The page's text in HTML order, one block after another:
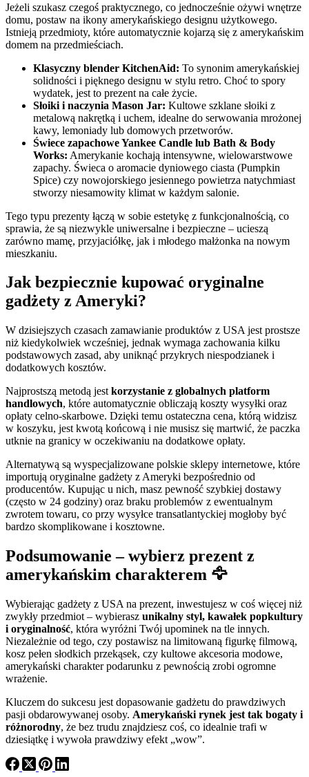
Jeżeli szukasz czegoś praktycznego, co jednocześnie ożywi wnętrze
domu, postaw na ikony amerykańskiego designu użytkowego.
Istnieją przedmioty, które automatycznie kojarzą się z amerykańskim
domem na przedmieściach.
Klasyczny blender KitchenAid: To synonim amerykańskiej
solidności i pięknego designu w stylu retro. Choć to spory
wydatek, jest to prezent na całe życie.
Słoiki i naczynia Mason Jar: Kultowe szklane słoiki z
metalową nakrętką i uchem, idealne do serwowania mrożonej
kawy, lemoniady lub domowych przetworów.
Świece zapachowe Yankee Candle lub Bath & Body
Works: Amerykanie kochają intensywne, wielowarstwowe
zapachy. Świeca o aromacie dyniowego ciasta (Pumpkin
Spice) czy nowojorskiego jesiennego powietrza natychmiast
stworzy niesamowity klimat w każdym salonie.
Tego typu prezenty łączą w sobie estetykę z funkcjonalnością, co
sprawia, że są niezwykle uniwersalne i bezpieczne – ucieszą
zarówno mamę, przyjaciółkę, jak i młodego małżonka na nowym
mieszkaniu.
Jak bezpiecznie kupować oryginalne
gadżety z Ameryki?
W dzisiejszych czasach zamawianie produktów z USA jest prostsze
niż kiedykolwiek wcześniej, jednak wymaga zachowania kilku
podstawowych zasad, aby uniknąć przykrych niespodzianek i
dodatkowych kosztów.
Najprostszą metodą jest korzystanie z globalnych platform
handlowych, które automatycznie obliczają koszty wysyłki oraz
opłaty celno-skarbowe. Dzięki temu ostateczna cena, którą widzisz
w koszyku, jest kwotą końcową i nie musisz się martwić, że paczka
utknie na granicy w oczekiwaniu na dodatkowe opłaty.
Alternatywą są wyspecjalizowane polskie sklepy internetowe, które
importują oryginalne gadżety z Ameryki bezpośrednio od
producentów. Kupując u nich, masz pewność szybkiej dostawy
(często w 24 godziny) oraz braku problemów z ewentualnym
zwrotem towaru, co przy wysyłce transatlantyckiej mogłoby być
bardzo skomplikowane i kosztowne.
Podsumowanie – wybierz prezent z
amerykańskim charakterem 🦅
Wybierając gadżety z USA na prezent, inwestujesz w coś więcej niż
zwykły przedmiot – wybierasz unikalny styl, kawałek popkultury
i oryginalność, która wyróżni Twój upominek na tle innych.
Niezależnie od tego, czy postawisz na limitowaną figurkę filmową,
kosz pełen słodkich przekąsek, czy kultowe akcesoria modowe,
amerykański charakter podarunku z pewnością zrobi ogromne
wrażenie.
Kluczem do sukcesu jest dopasowanie gadżetu do prawdziwych
pasji obdarowywanej osoby. Amerykański rynek jest tak bogaty i
różnorodny, że bez trudu znajdziesz coś, co idealnie trafi w
dziesiątkę i wywoła prawdziwy efekt „wow”.